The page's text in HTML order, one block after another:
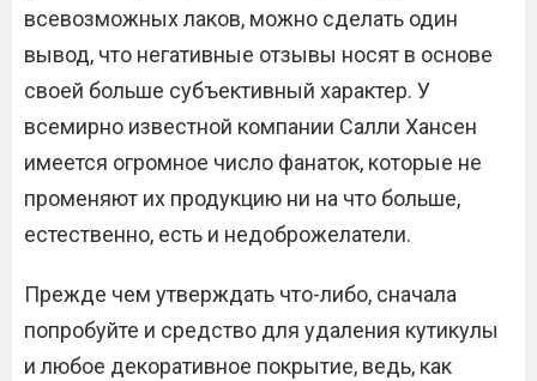
всевозможных лаков, можно сделать один
вывод, что негативные отзывы носят в основе
своей больше субъективный характер. У
всемирно известной компании Салли Хансен
имеется огромное число фанаток, которые не
променяют их продукцию ни на что больше,
естественно, есть и недоброжелатели.
Прежде чем утверждать что-либо, сначала
попробуйте и средство для удаления кутикулы
и любое декоративное покрытие, ведь, как